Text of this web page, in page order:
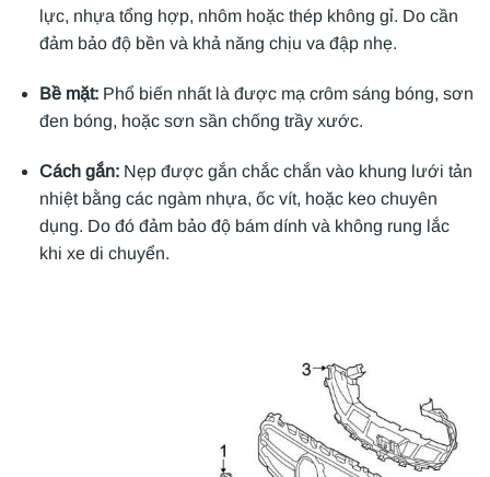
lực, nhựa tổng hợp, nhôm hoặc thép không gỉ. Do cần
đảm bảo độ bền và khả năng chịu va đập nhẹ.
Bề mặt: Phổ biến nhất là được mạ crôm sáng bóng, sơn
đen bóng, hoặc sơn sần chống trầy xước.
Cách gắn: Nẹp được gắn chắc chắn vào khung lưới tản
nhiệt bằng các ngàm nhựa, ốc vít, hoặc keo chuyên
dụng. Do đó đảm bảo độ bám dính và không rung lắc
khi xe di chuyển.